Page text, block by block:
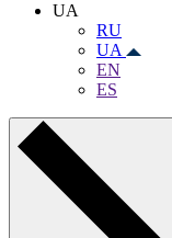
UA
RU
UA
EN
ES